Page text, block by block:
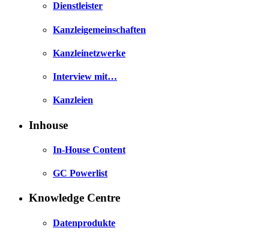
Dienstleister
Kanzleigemeinschaften
Kanzleinetzwerke
Interview mit…
Kanzleien
Inhouse
In-House Content
GC Powerlist
Knowledge Centre
Datenprodukte